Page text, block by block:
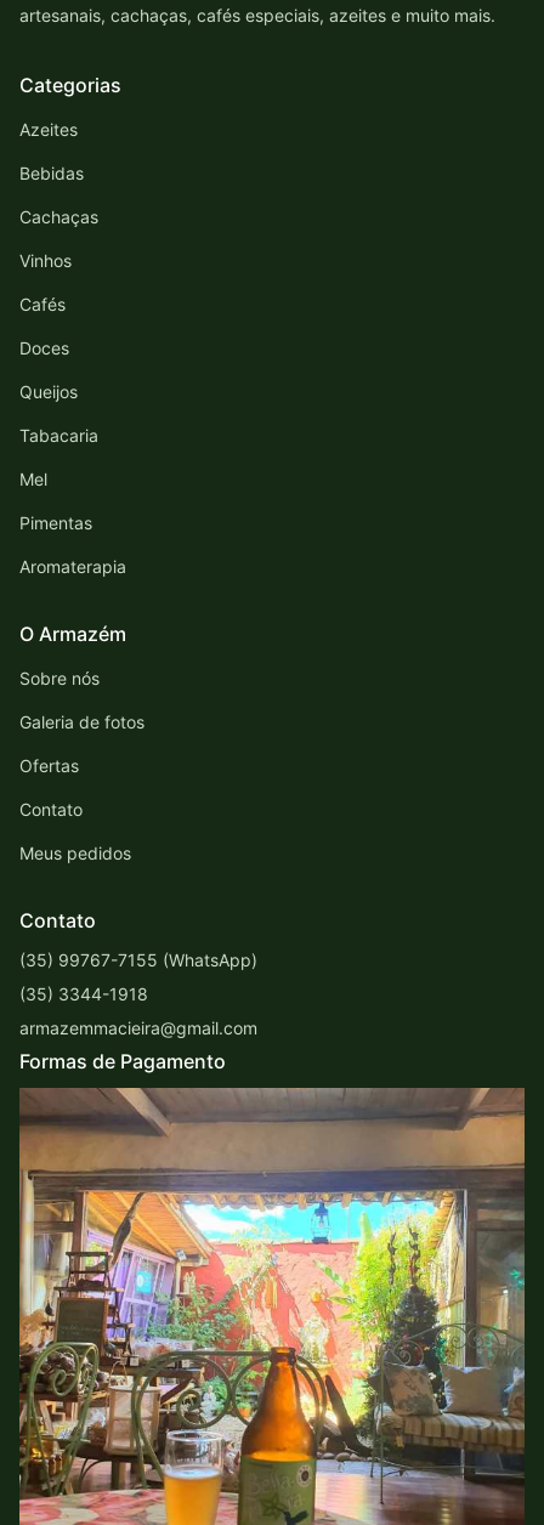
artesanais, cachaças, cafés especiais, azeites e muito mais.
Categorias
Azeites
Bebidas
Cachaças
Vinhos
Cafés
Doces
Queijos
Tabacaria
Mel
Pimentas
Aromaterapia
O Armazém
Sobre nós
Galeria de fotos
Ofertas
Contato
Meus pedidos
Contato
(35) 99767-7155 (WhatsApp)
(35) 3344-1918
armazemmacieira@gmail.com
Formas de Pagamento